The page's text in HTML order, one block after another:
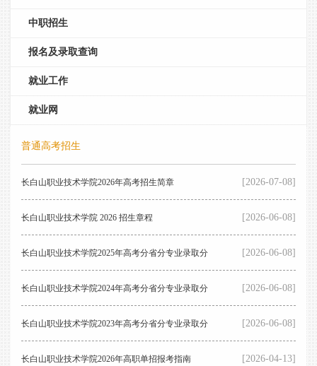
中职招生
报名及录取查询
就业工作
就业网
普通高考招生
长白山职业技术学院2026年高考招生简章 [2026-07-08]
长白山职业技术学院 2026 招生章程 [2026-06-08]
长白山职业技术学院2025年高考分省分专业录取分
数段
[2026-06-08]
长白山职业技术学院2024年高考分省分专业录取分
数段
[2026-06-08]
长白山职业技术学院2023年高考分省分专业录取分
数段
[2026-06-08]
长白山职业技术学院2026年高职单招报考指南 [2026-04-13]